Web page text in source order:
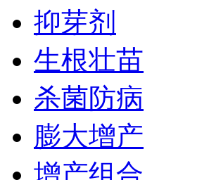
抑芽剂
生根壮苗
杀菌防病
膨大增产
增产组合